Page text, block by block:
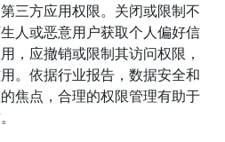
三方应用权限。关闭或限制不
人或恶意用户获取个人偏好信
，应撤销或限制其访问权限，
。依据行业报告，数据安全和
焦点，合理的权限管理有助于